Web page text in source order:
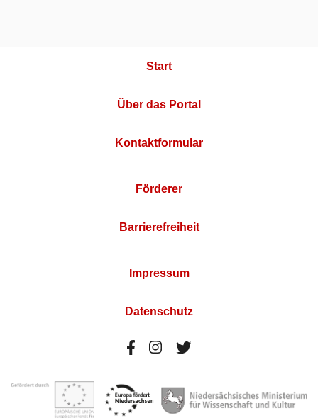
Start
Über das Portal
Kontaktformular
Förderer
Barrierefreiheit
Impressum
Datenschutz